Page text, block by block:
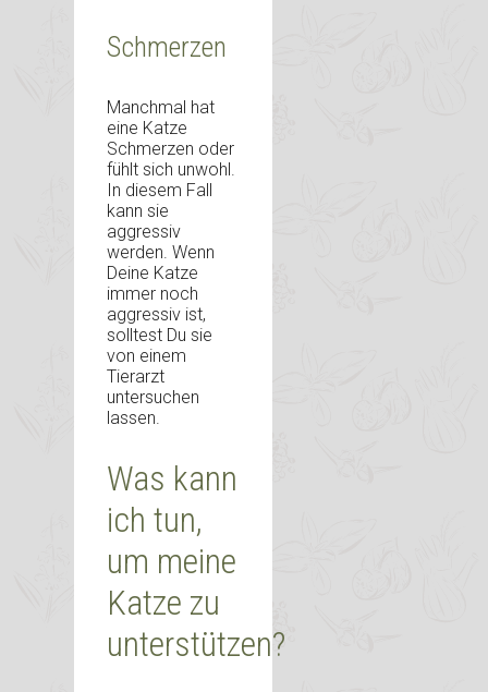
Schmerzen
Manchmal hat
eine Katze
Schmerzen oder
fühlt sich unwohl.
In diesem Fall
kann sie
aggressiv
werden. Wenn
Deine Katze
immer noch
aggressiv ist,
solltest Du sie
von einem
Tierarzt
untersuchen
lassen.
Was kann
ich tun,
um meine
Katze zu
unterstützen?